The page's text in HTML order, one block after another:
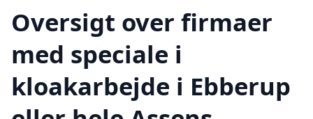
Oversigt over firmaer
med speciale i
kloakarbejde i Ebberup